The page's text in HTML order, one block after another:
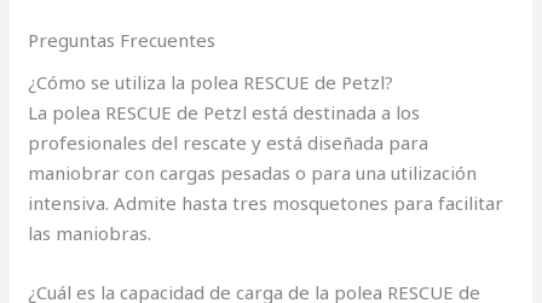
Preguntas Frecuentes
¿Cómo se utiliza la polea RESCUE de Petzl?
La polea RESCUE de Petzl está destinada a los
profesionales del rescate y está diseñada para
maniobrar con cargas pesadas o para una utilización
intensiva. Admite hasta tres mosquetones para facilitar
las maniobras.
¿Cuál es la capacidad de carga de la polea RESCUE de